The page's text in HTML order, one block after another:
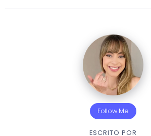
Follow Me
ESCRITO POR